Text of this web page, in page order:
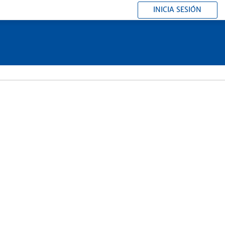
INICIA SESIÓN